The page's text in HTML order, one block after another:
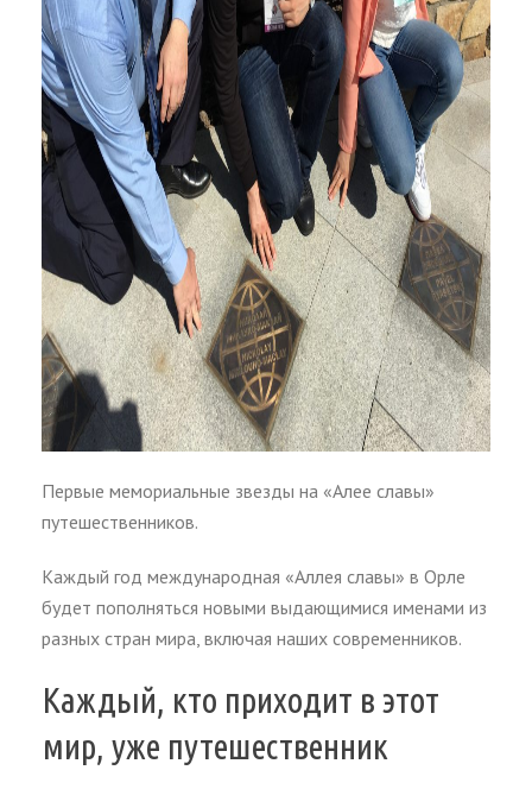
Первые мемориальные звезды на «Алее славы»
путешественников.
Каждый год международная «Аллея славы» в Орле
будет пополняться новыми выдающимися именами из
разных стран мира, включая наших современников.
Каждый, кто приходит в этот
мир, уже путешественник